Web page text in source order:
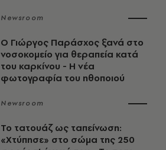
Newsroom
O Γιώργος Παράσχος ξανά στο
νοσοκομείο για θεραπεία κατά
του καρκίνου - Η νέα
φωτογραφία του ηθοποιού
Newsroom
Το τατουάζ ως ταπείνωση:
«Χτύπησε» στο σώμα της 250